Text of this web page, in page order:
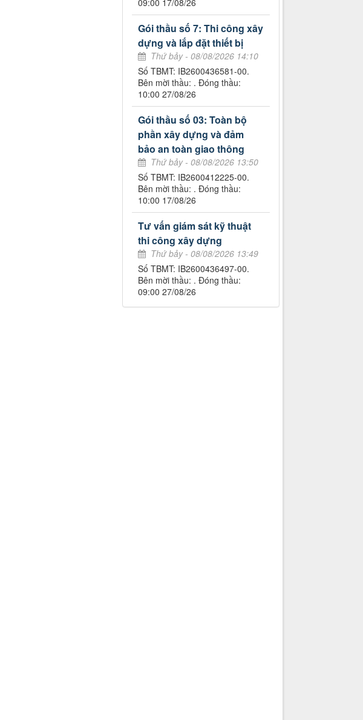
09:00 17/08/26
Gói thầu số 7: Thi công xây
dựng và lắp đặt thiết bị
Thứ bảy - 08/08/2026 14:10
Số TBMT: IB2600436581-00.
Bên mời thầu: . Đóng thầu:
10:00 27/08/26
Gói thầu số 03: Toàn bộ
phần xây dựng và đảm
bảo an toàn giao thông
Thứ bảy - 08/08/2026 13:50
Số TBMT: IB2600412225-00.
Bên mời thầu: . Đóng thầu:
10:00 17/08/26
Tư vấn giám sát kỹ thuật
thi công xây dựng
Thứ bảy - 08/08/2026 13:49
Số TBMT: IB2600436497-00.
Bên mời thầu: . Đóng thầu:
09:00 27/08/26